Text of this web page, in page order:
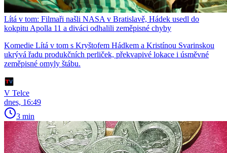
Lítá v tom: Filmaři našli NASA v Bratislavě, Hádek usedl do
kokpitu Apolla 11 a diváci odhalili zeměpisné chyby
Komedie Lítá v tom s Kryštofem Hádkem a Kristínou Svarinskou
ukrývá řadu produkčních perliček, překvapivé lokace i úsměvné
zeměpisné omyly štábu.
V Telce
dnes, 16:49
3 min